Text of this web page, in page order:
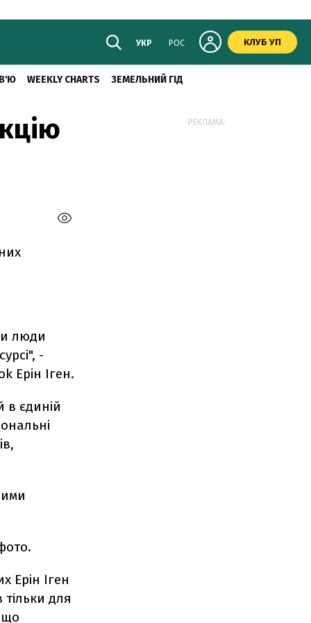
УКР РОС КЛУБ УП
WEEKLY CHARTS ЗЕМЕЛЬНИЙ ГІД
люди
-
Ерін Іген.
в єдиній
Ерін Іген
для
що
РЕКЛАМА: